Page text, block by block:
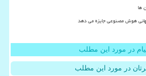
ها
هوش مصنوعی جایزه می دهد
در مورد این مطلب
در مورد این مطلب